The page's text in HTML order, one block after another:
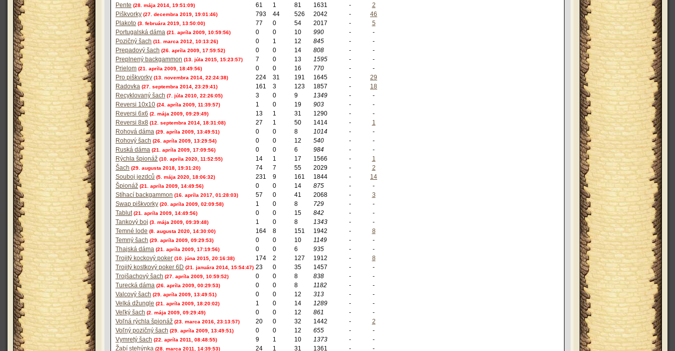
Pente (28. mája 2014, 19:51:09) 61 1 81 1631 -
2
Piškvorky (27. decembra 2019, 19:01:46) 793 44 526 2042 -
46
Plakoto (3. februára 2019, 13:50:00) 77 0 54 2017 -
5
Portugalská dáma (21. apríla 2009, 10:59:56) 0 0 10 990 -
-
Pozičný šach (11. marca 2012, 10:13:26) 0 1 12 845 -
-
Prepadový šach (26. apríla 2009, 17:59:52) 0 0 14 808 -
-
Preplnený backgammon (13. júla 2015, 15:23:57) 7 0 13 1595 -
-
Prielom (21. apríla 2009, 18:49:56) 0 0 16 770 -
-
Pro piškvorky (13. novembra 2014, 22:24:38) 224 31 191 1645 -
29
Radovka (27. septembra 2014, 23:29:41) 161 3 123 1857 -
18
Recyklovaný šach (7. júla 2010, 22:26:05) 3 0 9 1349 -
-
Reversi 10x10 (24. apríla 2009, 11:39:57) 1 0 19 903 -
-
Reversi 6x6 (2. mája 2009, 09:29:49) 13 1 31 1290 -
-
Reversi 8x8 (12. septembra 2014, 18:31:08) 27 1 50 1414 -
1
Rohová dáma (29. apríla 2009, 13:49:51) 0 0 8 1014 -
-
Rohový šach (26. apríla 2009, 13:29:54) 0 0 12 540 -
-
Ruská dáma (21. apríla 2009, 17:09:56) 0 0 6 984 -
-
Rýchla špionáž (10. apríla 2020, 11:52:55) 14 1 17 1566 -
1
Šach (29. augusta 2018, 19:31:20) 74 7 55 2029 -
2
Souboj jezdců (5. mája 2020, 18:06:32) 231 9 161 1844 -
14
Špionáž (21. apríla 2009, 14:49:56) 0 0 14 875 -
-
Stíhací backgammon (16. apríla 2017, 01:28:03) 57 0 41 2068 -
3
Swap piškvorky (20. apríla 2009, 02:09:58) 1 0 8 729 -
-
Tablut (21. apríla 2009, 14:49:56) 0 0 15 842 -
-
Tankový boj (3. mája 2009, 09:39:48) 1 0 8 1343 -
-
Temné lode (8. augusta 2020, 14:30:00) 164 8 151 1942 -
8
Temný šach (29. apríla 2009, 09:29:53) 0 0 10 1149 -
-
Thajská dáma (21. apríla 2009, 17:19:56) 0 0 6 935 -
-
Trojitý kockový poker (10. júna 2015, 20:16:38) 174 2 127 1912 -
8
Trojitý kostkový poker 6D (21. januára 2014, 15:54:47) 23 0 35 1457 -
-
Trojšachový šach (27. apríla 2009, 10:59:52) 0 0 8 838 -
-
Turecká dáma (26. apríla 2009, 00:29:53) 0 0 8 1182 -
-
Valcový šach (29. apríla 2009, 13:49:51) 0 0 12 313 -
-
Velká džungle (21. apríla 2009, 18:20:02) 1 0 14 1289 -
-
Veľký šach (2. mája 2009, 09:29:49) 0 0 12 861 -
-
Voľná rýchla špionáž (23. marca 2016, 23:13:57) 20 0 32 1442 -
2
Voľný pozičný šach (29. apríla 2009, 13:49:51) 0 0 12 655 -
-
Vymretý šach (22. apríla 2011, 08:48:55) 9 1 10 1373 -
-
Žabí stehýnka (28. marca 2011, 14:39:53) 24 1 31 1361 - -